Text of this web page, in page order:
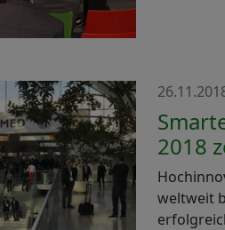
2018
weltweit